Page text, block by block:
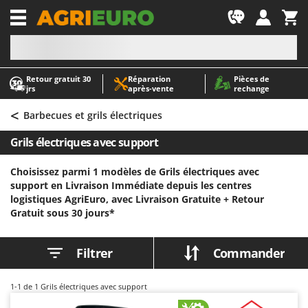
Retour gratuit 30
jrs
Réparation
après‑vente
Pièces de
rechange
-1
A
Abris de jardin
Accessoires pour tracteurs tondeuses autoportés
Aérateurs Scarificateurs pour gazon
Arracheuses de pommes de terre pour tracteur
Aspirateurs - Balais Électriques
Aspirateurs à cendres
Aspirateurs à feuilles sur roues
Aspirateurs de piscine
Aspirateurs Multifonctions
Atomiseurs pour traitements
A
AgriEuro Premium
AgriEuro TOP-LINE
AGT
Aima
Airmec
AL-KO
ALA 2000
Alce
< Barbecues et grils électriques
Grils électriques avec support
Choisissez parmi 1 modèles de Grils électriques avec
support en Livraison Immédiate depuis les centres
logistiques AgriEuro, avec Livraison Gratuite + Retour
Gratuit sous 30 jours*
Filtrer Commander
1-1 de 1 Grils électriques avec support